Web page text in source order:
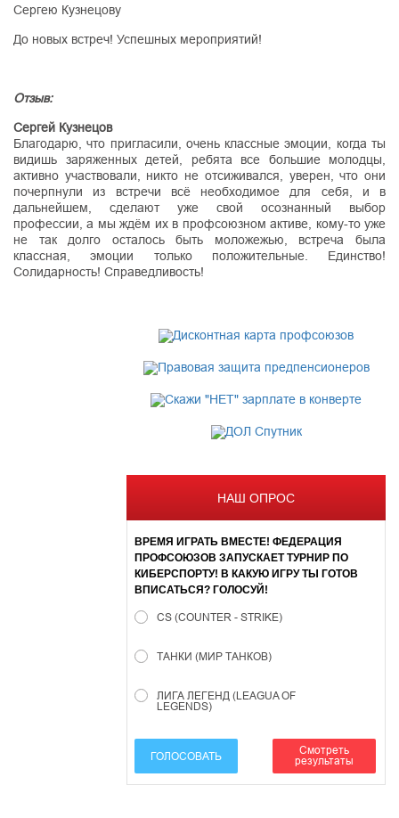
Сергею Кузнецову
До новых встреч! Успешных мероприятий!
Отзыв:
Сергей Кузнецов
Благодарю, что пригласили, очень классные эмоции, когда ты
видишь заряженных детей, ребята все большие молодцы,
активно участвовали, никто не отсиживался, уверен, что они
почерпнули из встречи всё необходимое для себя, и в
дальнейшем, сделают уже свой осознанный выбор
профессии, а мы ждём их в профсоюзном активе, кому-то уже
не так долго осталось быть моложежью, встреча была
классная, эмоции только положительные. Единство!
Солидарность! Справедливость!
НАШ ОПРОС
ВРЕМЯ ИГРАТЬ ВМЕСТЕ! ФЕДЕРАЦИЯ
ПРОФСОЮЗОВ ЗАПУСКАЕТ ТУРНИР ПО
КИБЕРСПОРТУ! В КАКУЮ ИГРУ ТЫ ГОТОВ
ВПИСАТЬСЯ? ГОЛОСУЙ!
CS (COUNTER - STRIKE)
ТАНКИ (МИР ТАНКОВ)
ЛИГА ЛЕГЕНД (LEAGUA OF
LEGENDS)
ГОЛОСОВАТЬ
Смотреть
результаты